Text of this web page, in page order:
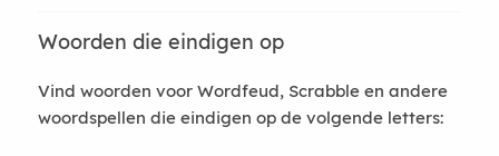
Woorden die eindigen op
Vind woorden voor Wordfeud, Scrabble en andere
woordspellen die eindigen op de volgende letters: